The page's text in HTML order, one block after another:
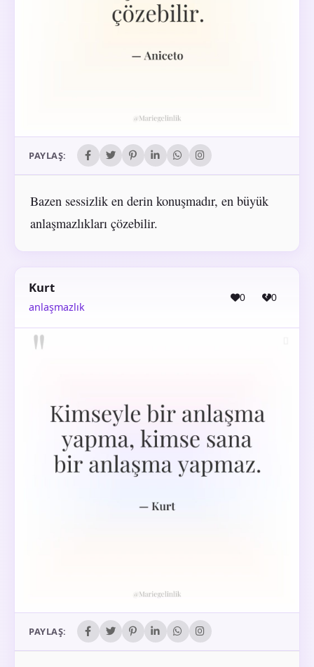
PAYLAŞ:
Bazen sessizlik en derin konuşmadır, en büyük
anlaşmazlıkları çözebilir.
Kurt
anlaşmazlık
0 0
PAYLAŞ: